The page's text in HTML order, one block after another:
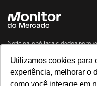
Utilizamos cookies para
experiência, melhorar o
como você interage em
Notícias, análises e dados para
Navegue no site
Últimas notícias Quem